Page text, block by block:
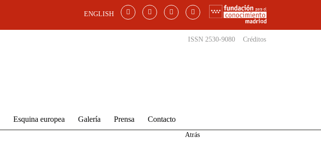
ENGLISH
ISSN 2530-9080 Créditos
Esquina europea Galería Prensa Contacto
Atrás